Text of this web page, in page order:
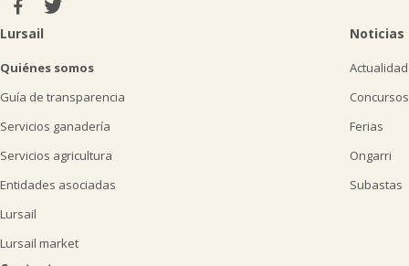
Lursail
Quiénes somos
Guía de transparencia
Servicios ganadería
Servicios agricultura
Entidades asociadas
Lursail
Lursail market
Noticias
Actualidad
Concursos
Ferias
Ongarri
Subastas